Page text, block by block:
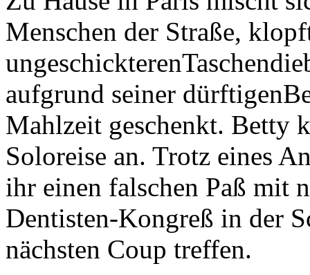
Menschen der Straße,
aufgrund seiner
Mahlzeit geschenkt. Betty
Soloreise an. Trotz eines
ihr einen falschen Paß mit
Dentisten-Kongreß in der
nächsten Coup treffen.